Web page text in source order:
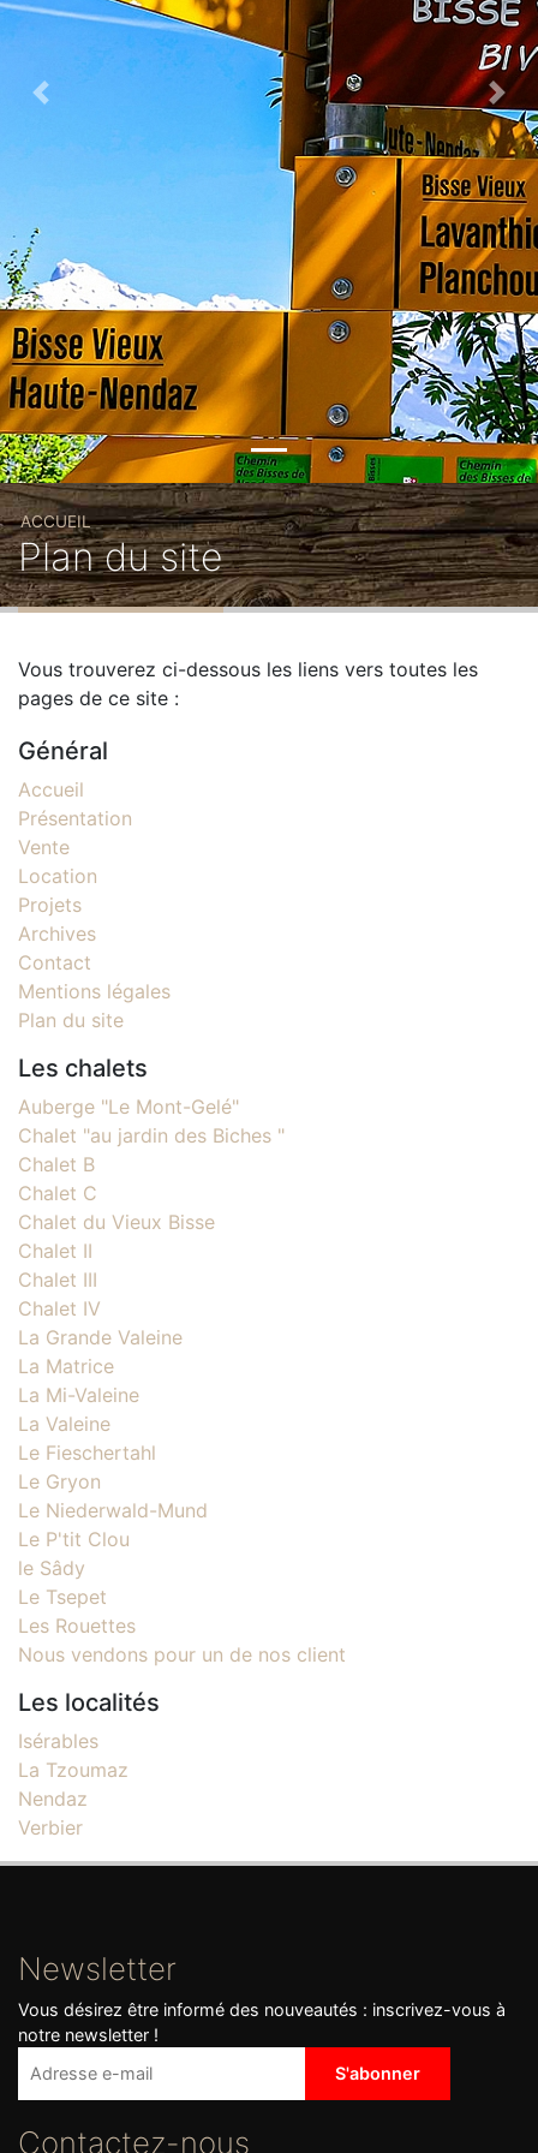
Previous Next
Fil
d'Ariane
ACCUEIL
Plan du site
Vous trouverez ci-dessous les liens vers toutes les
pages de ce site :
Général
Accueil
Présentation
Vente
Location
Projets
Archives
Contact
Footer
Mentions légales
Plan du site
Les chalets
Auberge "Le Mont-Gelé"
Chalet "au jardin des Biches "
Chalet B
Chalet C
Chalet du Vieux Bisse
Chalet II
Chalet III
Chalet IV
La Grande Valeine
La Matrice
La Mi-Valeine
La Valeine
Le Fieschertahl
Le Gryon
Le Niederwald-Mund
Le P'tit Clou
le Sâdy
Le Tsepet
Les Rouettes
Nous vendons pour un de nos client
Les localités
Isérables
La Tzoumaz
Nendaz
Verbier
Newsletter
Vous désirez être informé des nouveautés : inscrivez-vous à
notre newsletter !
Contactez-nous